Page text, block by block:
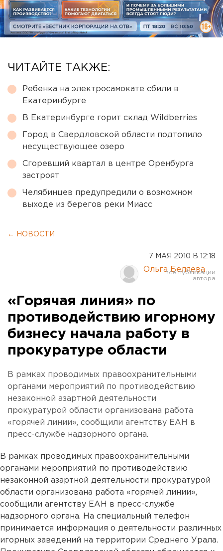
ЧИТАЙТЕ ТАКЖЕ:
Ребенка на электросамокате сбили в
Екатеринбурге
В Екатеринбурге горит склад Wildberries
Город в Свердловской области подтопило
несуществующее озеро
Сгоревший квартал в центре Оренбурга
застроят
Челябинцев предупредили о возможном
выходе из берегов реки Миасс
← НОВОСТИ
7 МАЯ 2010 В 12:18
Ольга Беляева
«Горячая линия» по
противодействию игорному
бизнесу начала работу в
прокуратуре области
В рамках проводимых правоохранительными
органами мероприятий по противодействию
незаконной азартной деятельности
прокуратурой области организована работа
«горячей линии», сообщили агентству ЕАН в
пресс-службе надзорного органа.
В рамках проводимых правоохранительными
органами мероприятий по противодействию
незаконной азартной деятельности прокуратурой
области организована работа «горячей линии»,
сообщили агентству ЕАН в пресс-службе
надзорного органа. На специальный телефон
принимается информация о деятельности различных
игорных заведений на территории Среднего Урала.